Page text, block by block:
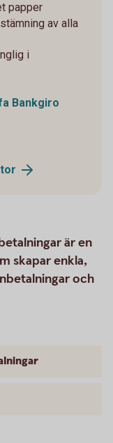
papper
av alla
i
Bankgiro
är en
skapar enkla,
och